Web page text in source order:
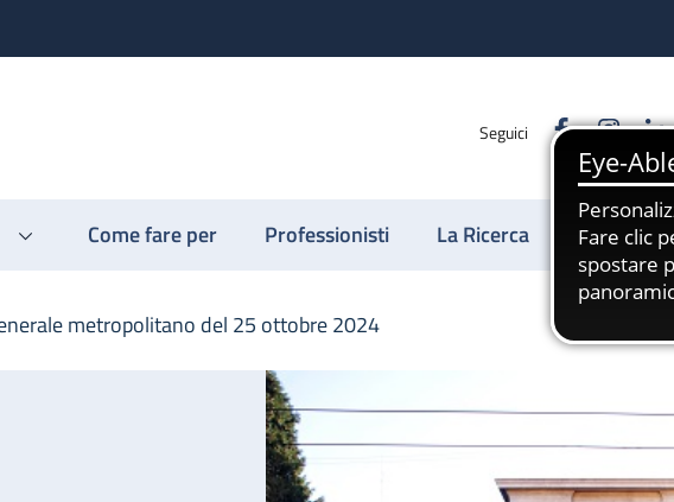
Seguici Facebook
Come fare per Professionisti La Ricerca
metropolitano del 25 ottobre 2024